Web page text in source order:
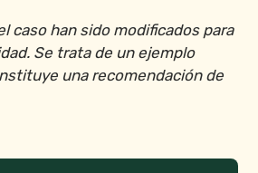
caso han sido modificados para
Se trata de un ejemplo
una recomendación de